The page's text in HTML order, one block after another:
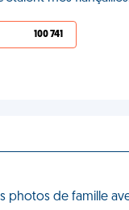
100 741
photos de famille